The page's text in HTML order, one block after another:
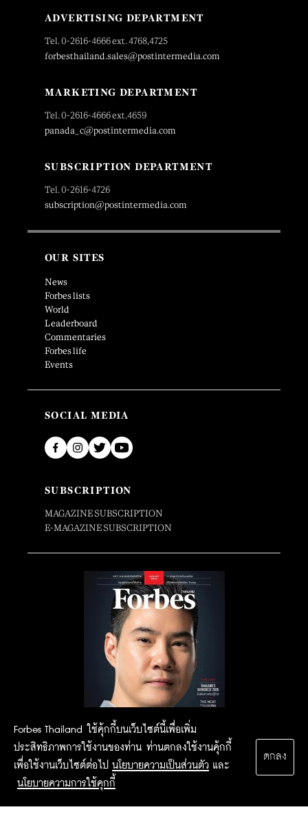
Forbes Thailand ใช้คุ้กกี้บนเว็บไซต์นี้เพื่อเพิ่ม
ประสิทธิภาพการใช้งานของท่าน ท่านตกลงใช้งานคุ้กกี้
เพื่อใช้งานเว็บไซต์ต่อไป นโยบายความเป็นส่วนตัว และ
นโยบายความการใช้คุกกี้
ตกลง
ADVERTISING DEPARTMENT
Tel. 0-2616-4666 ext. 4768,4725
forbesthailand.sales@postintermedia.com
MARKETING DEPARTMENT
Tel. 0-2616-4666 ext.4659
panada_c@postintermedia.com
SUBSCRIPTION DEPARTMENT
Tel. 0-2616-4726
subscription@postintermedia.com
OUR SITES
News
Forbes lists
World
Leaderboard
Commentaries
Forbes life
Events
SOCIAL MEDIA
SUBSCRIPTION
MAGAZINE SUBSCRIPTION
E-MAGAZINE SUBSCRIPTION
2015 Forbesthailand.com ALL RIGHTS RESERVED